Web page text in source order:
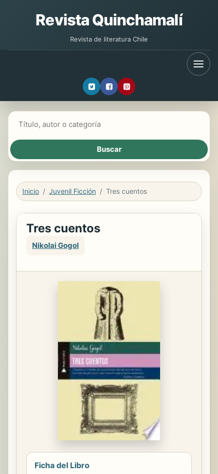
Revista Quinchamalí
Revista de literatura Chile
Inicio Juvenil Ficción Tres cuentos
Tres cuentos
Nikolai Gogol
Ficha del Libro